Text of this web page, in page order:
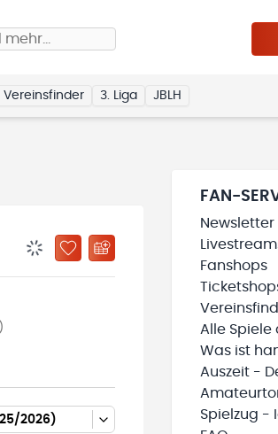
Vereinsfinder 3. Liga JBLH
BENACHRICHTIGUNGSSTATUS WIRD
ZU „MEINE TEAMS“ HINZUFÜGEN
2026)
FAN-
Newsletter
Fanshops
Alle Spiele
Was ist
Auszeit -
Spielzug -